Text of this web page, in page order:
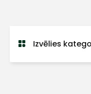
Izvēlies